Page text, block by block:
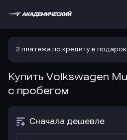
2 платежа по кредиту в подарок
Купить Volkswagen
с пробегом
Сначала дешевле